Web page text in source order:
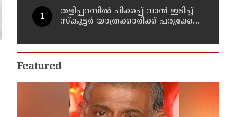
തളിപ്പറമ്പിൽ പിക്കപ്പ് വാൻ ഇടിച്ച്
സ്‌കൂട്ടർ യാത്രക്കാരിക്ക് പരുക്കേറ്റു:
Featured